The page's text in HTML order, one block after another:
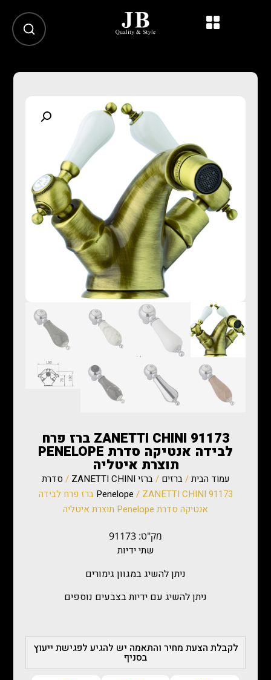
ZANETTI CHINI 91173 ברז פרח
לבידה אנטיקה סדרת PENELOPE
תוצרת איטליה
עמוד הבית/ברזים /ברזי ZANETTI CHINI / סדרת
Penelope / ZANETTI CHINI 91173 ברז פרח לבידה
אנטיקה סדרת Penelope תוצרת איטליה
מק"ט: 91173
שתי ידיות
ניתן להשיג במגוון גימורים
ניתן להשיג עם ידיות בצבעים נוספים
לקבלת הצעת מחיר והתאמה יש להגיע לפגישת ייעוץ
בסניף